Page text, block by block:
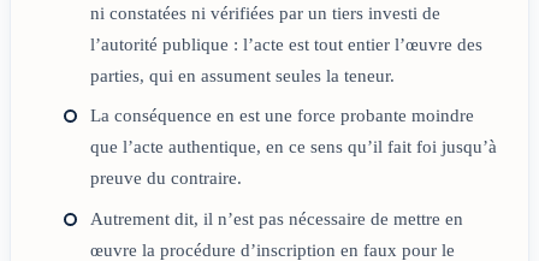
ni constatées ni vérifiées par un tiers investi de
l’autorité publique : l’acte est tout entier l’œuvre des
parties, qui en assument seules la teneur.
La conséquence en est une force probante moindre
que l’acte authentique, en ce sens qu’il fait foi jusqu’à
preuve du contraire.
Autrement dit, il n’est pas nécessaire de mettre en
œuvre la procédure d’inscription en faux pour le